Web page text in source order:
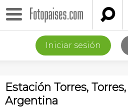

Iniciar sesión
Estación Torres,
Argentina